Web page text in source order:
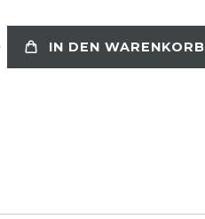
IN DEN WARENKORB